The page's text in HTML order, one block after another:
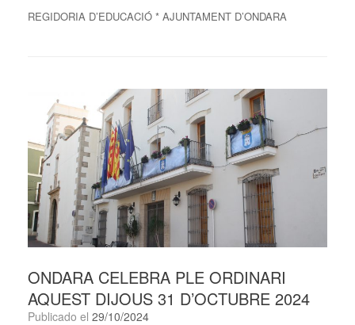
REGIDORIA D’EDUCACIÓ * AJUNTAMENT D’ONDARA
ONDARA CELEBRA PLE ORDINARI
AQUEST DIJOUS 31 D’OCTUBRE 2024
Publicado el 29/10/2024